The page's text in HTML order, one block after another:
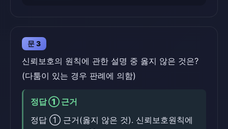
문 3
신뢰보호의 원칙에 관한 설명 중 옳지 않은 것은?
(다툼이 있는 경우 판례에 의함)
정답 ① 근거
정답 ① 근거(옳지 않은 것). 신뢰보호원칙에